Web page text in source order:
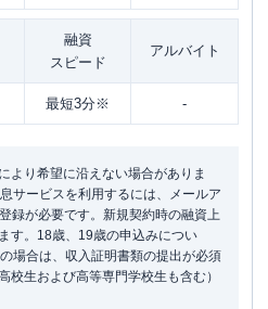
融資
スピード
アルバイト
最短3分※ -
より希望に沿えない場合がありま
サービスを利用するには、メールア
録が必要です。新規契約時の融資上
す。18歳、19歳の申込みについ
場合は、収入証明書類の提出が必須
校生および高等専門学校生も含む）